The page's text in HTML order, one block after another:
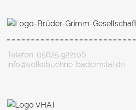
Telefon: 05625 922106
info@volksbuehne-bademstal.de